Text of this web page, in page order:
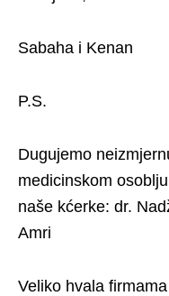
Sabaha i Kenan
P.S.
Dugujemo
medicinskom
naše kćerke: dr.
Amri
Veliko hvala